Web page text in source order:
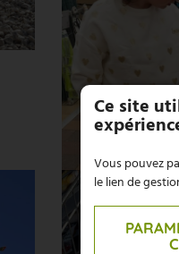
Ce site
Vous pouvez
le lien de